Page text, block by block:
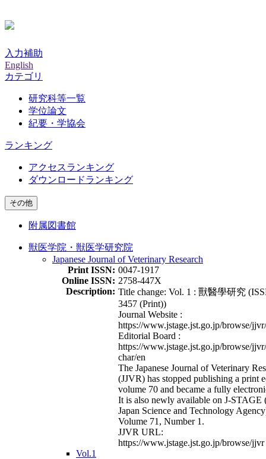
入力補助
English
カテゴリ
研究科等一覧
学位論文
紀要・学協会
ランキング
アクセスランキング
ダウンロードランキング
その他
附属図書館
獣医学院・獣医学研究院
Japanese Journal of Veterinary Research
Print ISSN: 0047-1917
Online ISSN: 2758-447X
Description: Title change: Vol. 1 : 獸醫學研究
3457 (Print))
Journal Website :
https://www.jstage.jst.go.jp/browse/
Editorial Board :
https://www.jstage.jst.go.jp/browse/
char/en
The Japanese Journal of Veterinary
(JJVR) has stopped publishing a print
volume 70 and became a fully
It is also newly available on J-STAGE
Japan Science and Technology
Volume 71, Number 1.
JJVR URL:
https://www.jstage.jst.go.jp/browse/jjvr
Vol.1